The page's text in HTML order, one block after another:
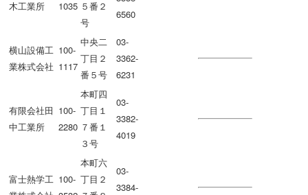
木工業所
1035 ５番２
号
6560
横山設備工
業株式会社
100-
1117
中央二
丁目２
番５号
03-
3362-
6231
有限会社田
中工業所
100-
2280
本町四
丁目１
７番１
３号
03-
3382-
4019
富士熱学工 100-
本町六
丁目２
03-
3384-